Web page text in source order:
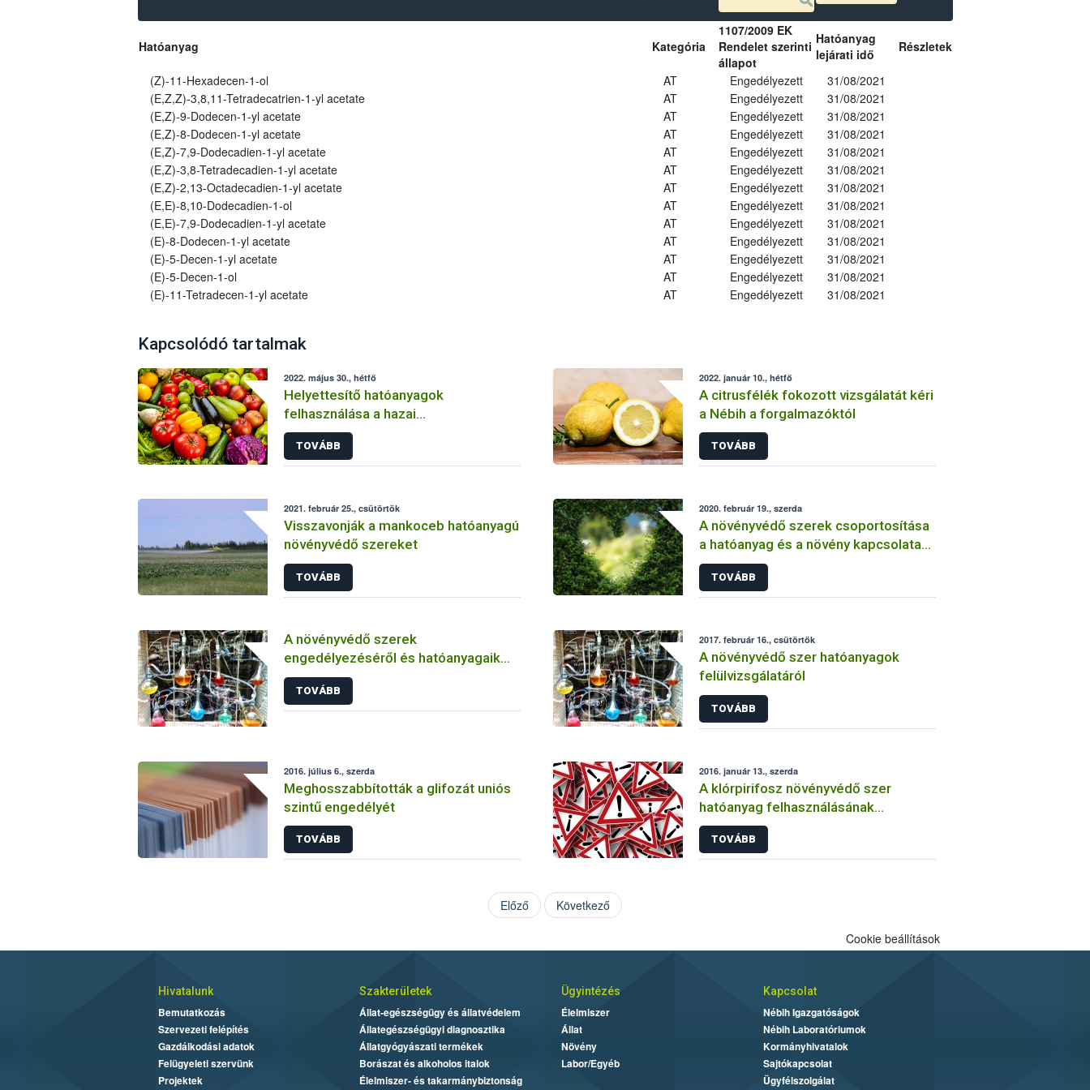
Hatóanyag Kategória
1107/2009 EK
Rendelet szerinti
állapot
Hatóanyag
lejárati idő
Részletek
(Z)-11-Hexadecen-1-ol AT Engedélyezett
31/08/2021
(E,Z,Z)-3,8,11-Tetradecatrien-1-yl acetate
AT Engedélyezett
31/08/2021
(E,Z)-9-Dodecen-1-yl acetate
AT Engedélyezett
31/08/2021
(E,Z)-8-Dodecen-1-yl acetate
AT Engedélyezett
31/08/2021
(E,Z)-7,9-Dodecadien-1-yl acetate
AT Engedélyezett
31/08/2021
(E,Z)-3,8-Tetradecadien-1-yl acetate
AT Engedélyezett
31/08/2021
(E,Z)-2,13-Octadecadien-1-yl acetate
AT Engedélyezett
31/08/2021
(E,E)-8,10-Dodecadien-1-ol
AT Engedélyezett
31/08/2021
(E,E)-7,9-Dodecadien-1-yl acetate
AT Engedélyezett
31/08/2021
(E)-8-Dodecen-1-yl acetate
AT Engedélyezett
31/08/2021
(E)-5-Decen-1-yl acetate
AT Engedélyezett
31/08/2021
(E)-5-Decen-1-ol
AT Engedélyezett
31/08/2021
(E)-11-Tetradecen-1-yl acetate
AT Engedélyezett 31/08/2021
Kapcsolódó tartalmak
2022. május 30., hétfő
Helyettesítő hatóanyagok
felhasználása a hazai
növényvédelemben
TOVÁBB
2022. január 10., hétfő
A citrusfélék fokozott vizsgálatát kéri
a Nébih a forgalmazóktól
TOVÁBB
2021. február 25., csütörtök
Visszavonják a mankoceb hatóanyagú
növényvédő szereket
TOVÁBB
2020. február 19., szerda
A növényvédő szerek csoportosítása
a hatóanyag és a növény kapcsolata
szerint
TOVÁBB
A növényvédő szerek
engedélyezéséről és hatóanyagaik
vizsgálatáról
TOVÁBB
2017. február 16., csütörtök
A növényvédő szer hatóanyagok
felülvizsgálatáról
TOVÁBB
2016. július 6., szerda
Meghosszabbították a glifozát uniós
szintű engedélyét
TOVÁBB
2016. január 13., szerda
A klórpirifosz növényvédő szer
hatóanyag felhasználásának
korlátozása
TOVÁBB
Előző Következő
Cookie beállítások
Hivatalunk
Bemutatkozás
Szervezeti felépítés
Gazdálkodási adatok
Felügyeleti szervünk
Projektek
Szakterületek
Állat-egészségügy és állatvédelem
Állategészségügyi diagnosztika
Állatgyógyászati termékek
Borászat és alkoholos italok
Élelmiszer- és takarmánybiztonság
Ügyintézés
Élelmiszer
Állat
Növény
Labor/Egyéb
Kapcsolat
Nébih Igazgatóságok
Nébih Laboratóriumok
Kormányhivatalok
Sajtókapcsolat
Ügyfélszolgálat